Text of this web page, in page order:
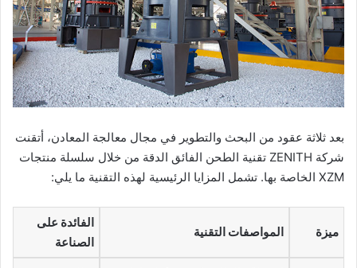
بعد ثلاثة عقود من البحث والتطوير في مجال معالجة المعادن، أتقنت
شركة ZENITH تقنية الطحن الفائق الدقة من خلال سلسلة منتجات
XZM الخاصة بها. تشمل المزايا الرئيسية لهذه التقنية ما يلي:
ميزة المواصفات التقنية
الفائدة على
الصناعة